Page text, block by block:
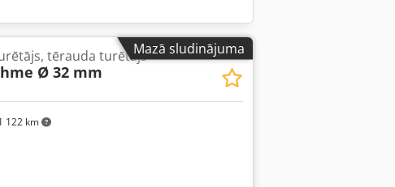
Mazā sludinājuma
122 km
tērauda turētājs
Ø 32 mm